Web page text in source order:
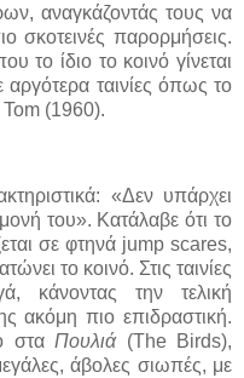
αναγκάζοντάς τους να
σκοτεινές παρορμήσεις.
το ίδιο το κοινό γίνεται
ταινίες όπως το
(1960).
«Δεν υπάρχει
του». Κατάλαβε ότι το
σε φτηνά jump scares,
το κοινό. Στις ταινίες
κάνοντας την τελική
ακόμη πιο επιδραστική.
σταΠουλιά(The Birds),
άβολες σιωπές, με